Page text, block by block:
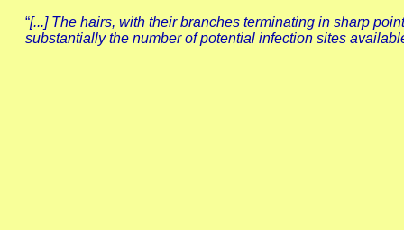
“[...] The hairs, with their branches terminating in sharp
substantially the number of potential infection sites